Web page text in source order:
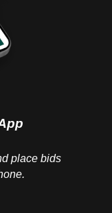
place bids